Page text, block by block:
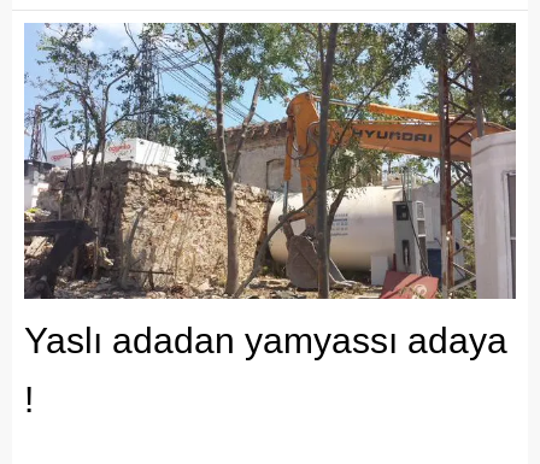
Yaslı adadan yamyassı adaya
!